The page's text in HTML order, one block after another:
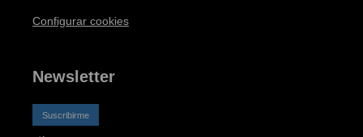
Configurar cookies
Newsletter
Suscribirme